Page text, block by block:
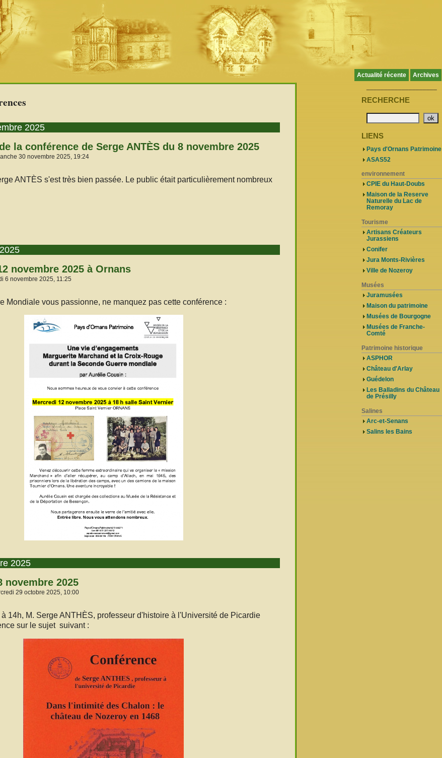
Actualité récente Archives
2025
la conférence de Serge ANTÈS du 8 novembre 2025
30 novembre 2025, 19:24
ANTÈS s'est très bien passée. Le public était particulièrement nombreux
novembre 2025 à Ornans
6 novembre 2025, 11:25
Mondiale vous passionne, ne manquez pas cette conférence :
2025
novembre 2025
29 octobre 2025, 10:00
14h, M. Serge ANTHÈS, professeur d'histoire à l'Université de Picardie
sur le sujet suivant :
RECHERCHE
LIENS
Pays d'Ornans Patrimoine
ASAS52
environnement
CPIE du Haut-Doubs
Maison de la Reserve
Naturelle du Lac de
Remoray
Tourisme
Artisans Créateurs
Jurassiens
Conifer
Jura Monts-Rivières
Ville de Nozeroy
Musées
Juramusées
Maison du patrimoine
Musées de Bourgogne
Musées de Franche-
Comté
Patrimoine historique
ASPHOR
Château d'Arlay
Guédelon
Les Balladins du Château
de Présilly
Salines
Arc-et-Senans
Salins les Bains